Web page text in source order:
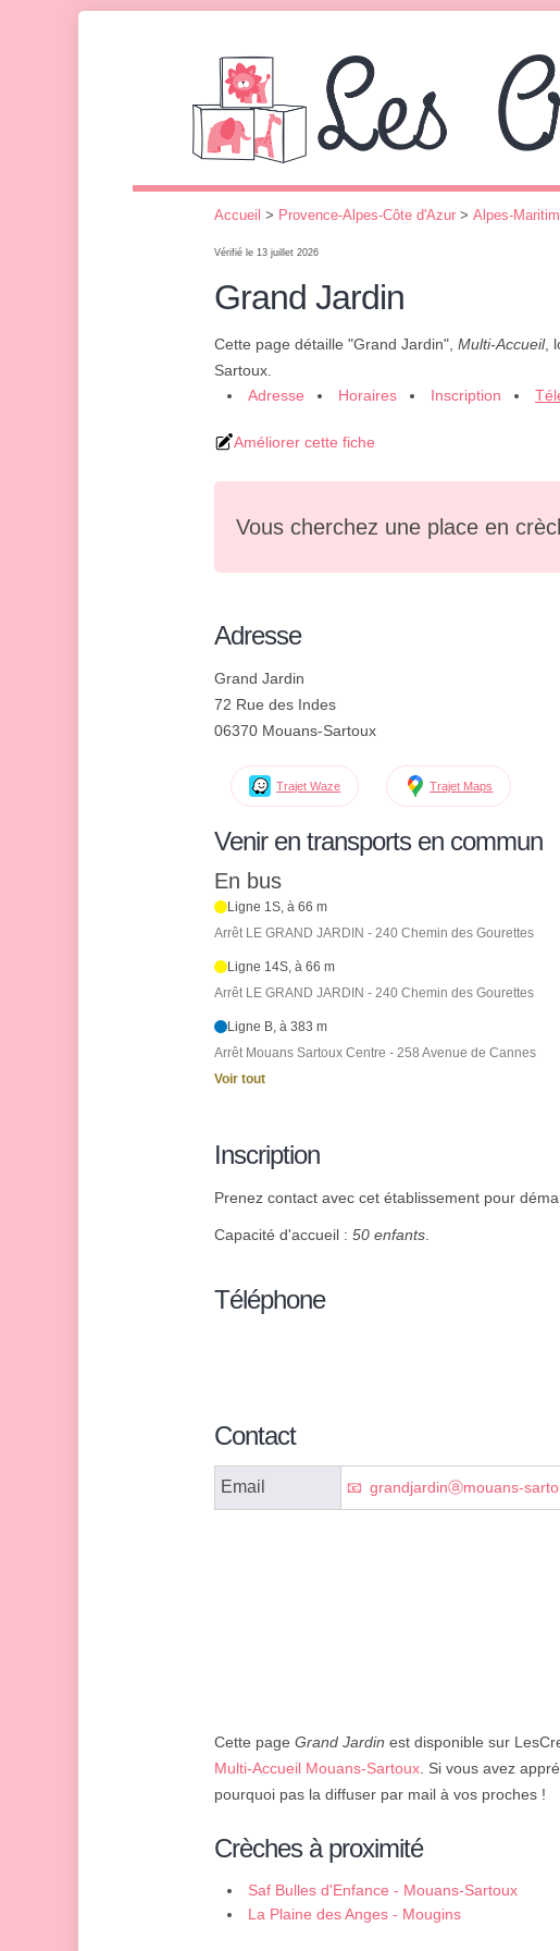
Accueil > Provence-Alpes-Côte d'Azur > Alpes-
Vérifié le 13 juillet 2026
Grand Jardin
Cette page détaille "Grand Jardin", Multi-Accueil,
Sartoux.
Adresse
Horaires Inscription
Améliorer cette fiche
Vous cherchez une place en
Adresse
Grand Jardin
72 Rue des Indes
06370 Mouans-Sartoux
Trajet Waze Trajet Maps
Venir en transports en commun
En bus
Ligne 1S, à 66 m
Arrêt LE GRAND JARDIN - 240 Chemin des Gourettes
Ligne 14S, à 66 m
Arrêt LE GRAND JARDIN - 240 Chemin des Gourettes
Ligne B, à 383 m
Arrêt Mouans Sartoux Centre - 258 Avenue de Cannes
Voir tout
Inscription
Prenez contact avec cet établissement pour
Capacité d'accueil : 50 enfants.
Téléphone
Contact
Email grandjardinⓐmouans-
Cette page Grand Jardin est disponible sur
Multi-Accueil Mouans-Sartoux. Si vous avez
pourquoi pas la diffuser par mail à vos proches !
Crèches à proximité
Saf Bulles d'Enfance - Mouans-Sartoux
La Plaine des Anges - Mougins